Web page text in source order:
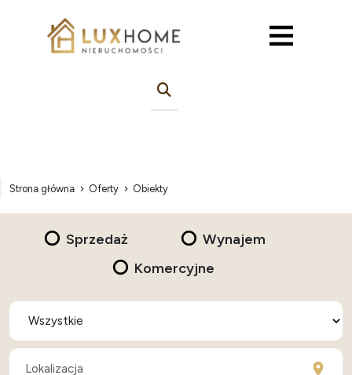
Strona główna Oferty Obiekty
Sprzedaż
Wynajem
Komercyjne